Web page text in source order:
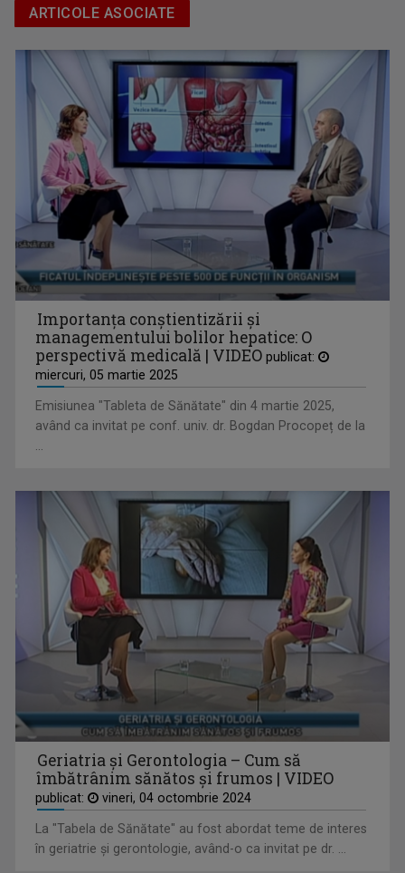
IONEL LESPUC
Prezintă emisiunea "Față în față"
LIANA GOŢA
Compozitor și realizator TVR. Din 2011 până în ...
FEKETELAKI TIBOR
Jurnalist tv - Compartiment Minorități TVR ...
ARTICOLE ASOCIATE
Importanța conștientizării și
managementului bolilor hepatice: O
perspectivă medicală | VIDEO publicat:
miercuri, 05 martie 2025
Emisiunea "Tableta de Sănătate" din 4 martie 2025,
având ca invitat pe conf. univ. dr. Bogdan Procopeț de la
...
Geriatria și Gerontologia – Cum să
îmbătrânim sănătos și frumos | VIDEO
publicat: vineri, 04 octombrie 2024
La "Tabela de Sănătate" au fost abordat teme de interes
în geriatrie și gerontologie, având-o ca invitat pe dr. ...